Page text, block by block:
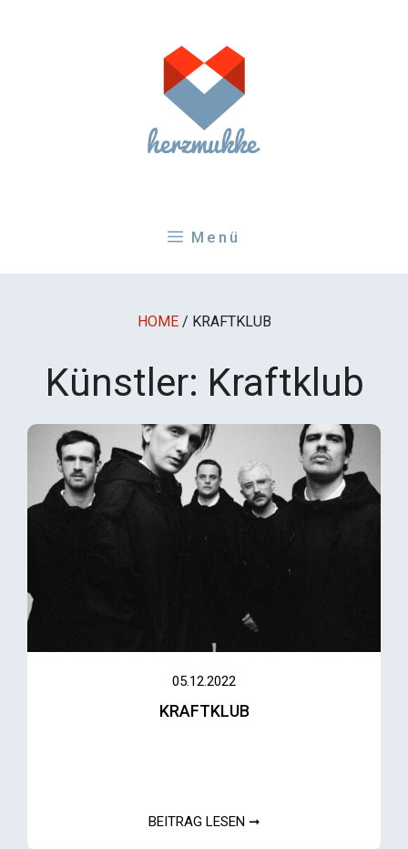
Menü
HOME / KRAFTKLUB
Künstler: Kraftklub
05.12.2022
KRAFTKLUB
BEITRAG LESEN ➞